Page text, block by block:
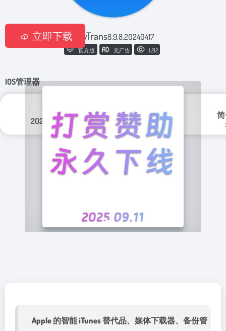
AnyTrans8.9.8.20240417
官方版 无广告 1,212
IOS管理器
2024年 5月 6日
移动安全
移动应用
立即下载
Apple 的智能 iTunes 替代品、媒体下载器、备份管